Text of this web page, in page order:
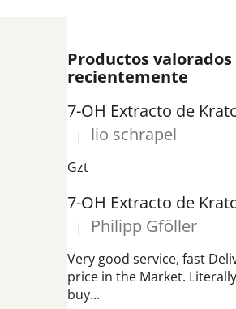
a
r
r
a
t
e
a
l
Productos valorados
recientemente
La valoración del producto
| lio schrapel
Gzt
La valoración del producto
| Philipp Gföller
Very good service, fast
price in the Market.
buy...